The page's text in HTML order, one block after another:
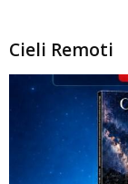
Cieli Remoti